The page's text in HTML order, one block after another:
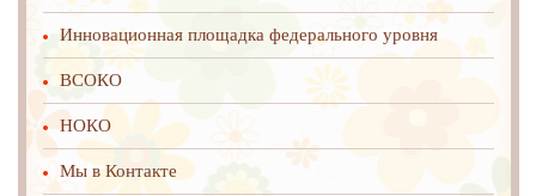
Инновационная площадка федерального уровня
ВСОКО
НОКО
Мы в Контакте